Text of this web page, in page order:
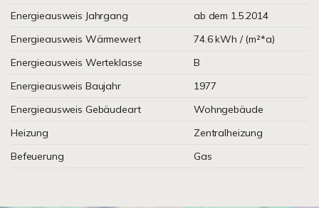
Energieausweis Jahrgang
ab dem 1.5.2014
Energieausweis Wärmewert
74.6 kWh / (m²*a)
Energieausweis Werteklasse
B
Energieausweis Baujahr
1977
Energieausweis Gebäudeart
Wohngebäude
Heizung
Zentralheizung
Befeuerung
Gas